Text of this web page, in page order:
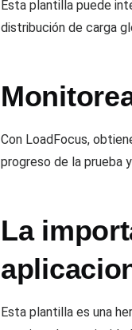
Esta plantilla puede
distribución de carga
Con LoadFocus,
progreso de la prueba
La
Esta plantilla es una